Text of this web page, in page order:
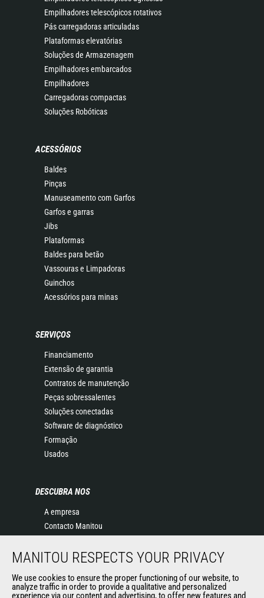
Empilhadores telescópicos rotativos
Pás carregadoras articuladas
Plataformas elevatórias
Soluções de Armazenagem
Empilhadores embarcados
Empilhadores
Carregadoras compactas
Soluções Robóticas
ACESSÓRIOS
Baldes
Pinças
Manuseamento com Garfos
Garfos e garras
Jibs
Plataformas
Baldes para betão
Vassouras e Limpadoras
Guinchos
Acessórios para minas
SERVIÇOS
Financiamento
Extensão de garantia
Contratos de manutenção
Peças sobressalentes
Soluções conectadas
Software de diagnóstico
Formação
Usados
DESCUBRA NOS
A empresa
Contacto Manitou
Eventos
História
MANITOU RESPECTS YOUR PRIVACY
We use cookies to ensure the proper functioning of our website, to
analyze traffic in order to provide a qualitative and personalized
experience via our content and advertising, to offer new features and